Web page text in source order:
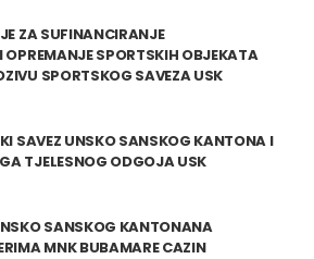
ZA SUFINANCIRANJE
OPREMANJE SPORTSKIH OBJEKATA
SPORTSKOG SAVEZA USK
SAVEZ UNSKO SANSKOG KANTONA I
TJELESNOG ODGOJA USK
SANSKOG KANTONANA
MNK BUBAMARE CAZIN